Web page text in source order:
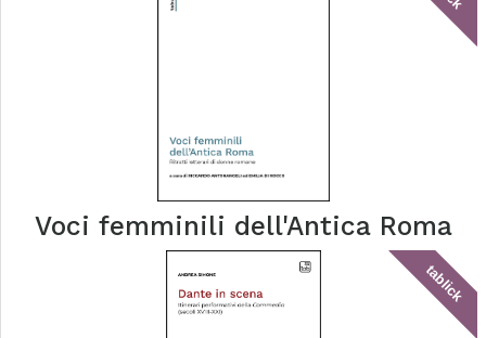
Voci femminili dell'Antica Roma
tablick